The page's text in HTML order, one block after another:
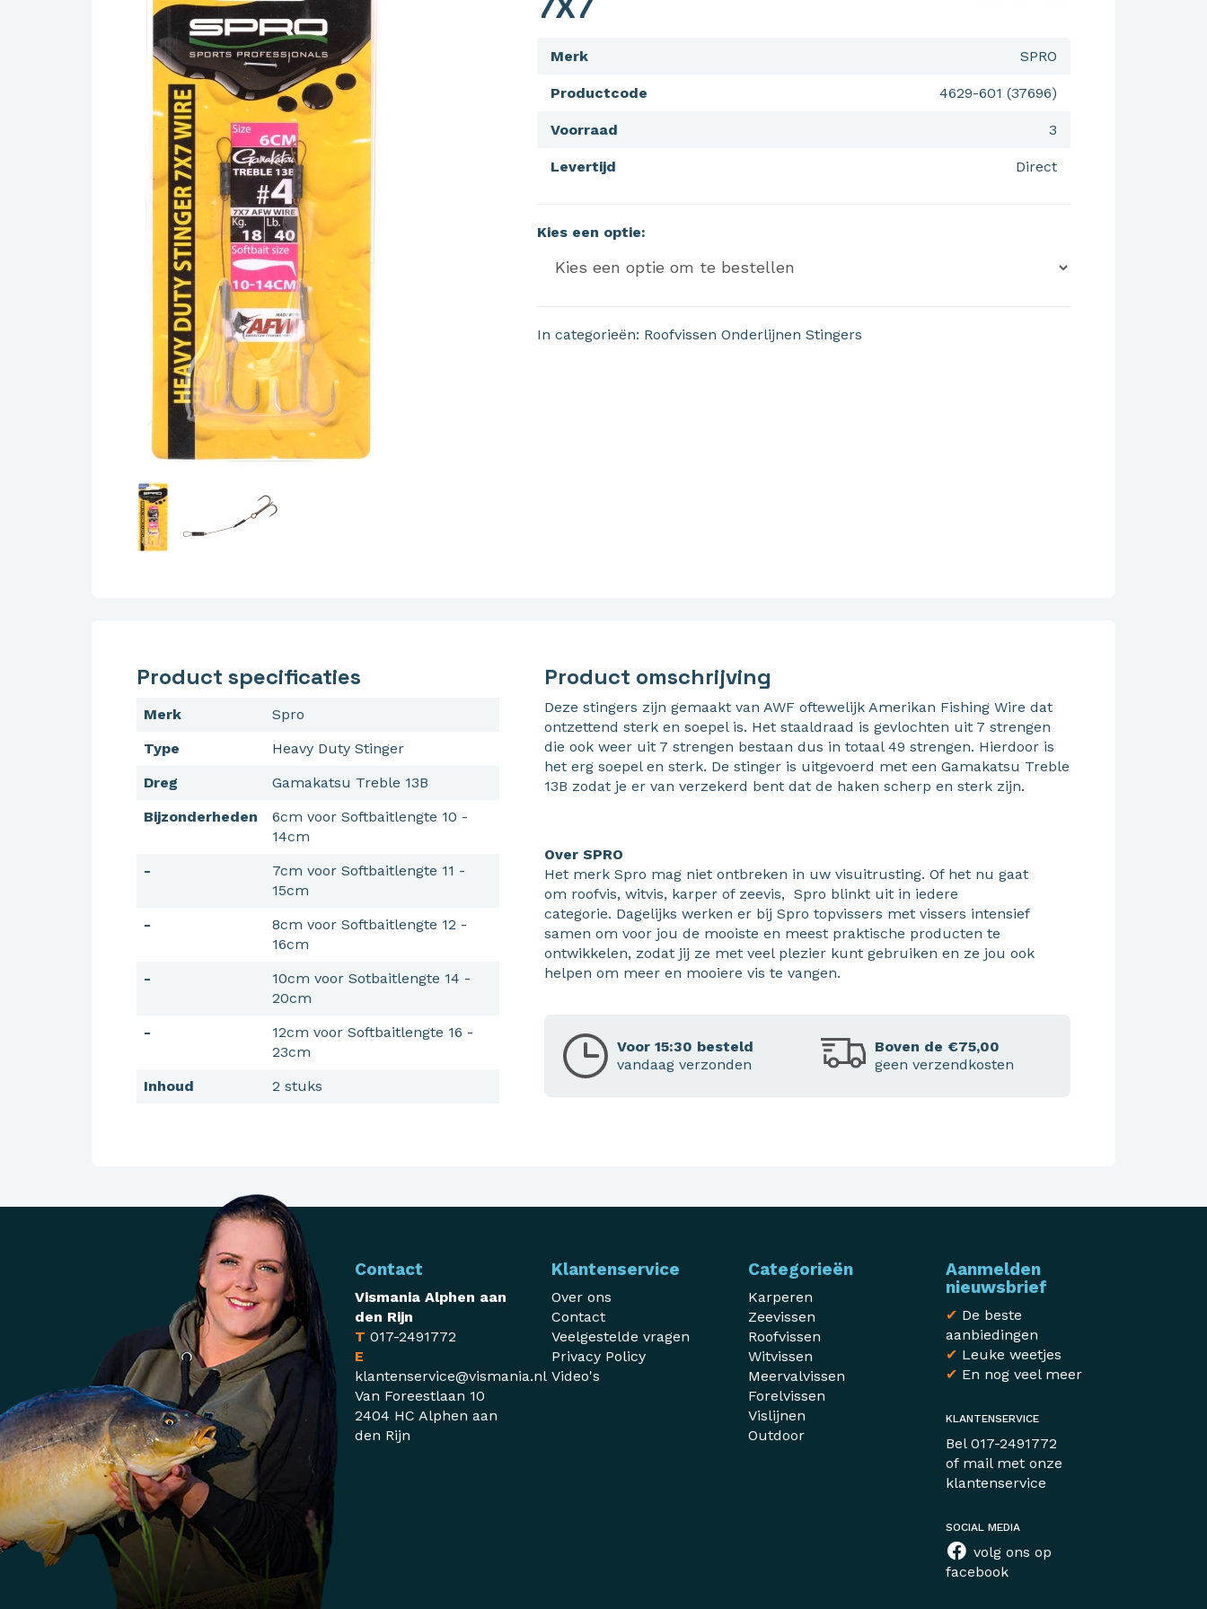
SPRO
Merk
4629-601 (37696)
Productcode
3
Voorraad
Direct
Levertijd
Kies een optie:
In categorieën: Roofvissen Onderlijnen Stingers
Product specificaties
Merk
Spro
Type
Heavy Duty Stinger
Dreg
Gamakatsu Treble 13B
Bijzonderheden
6cm voor Softbaitlengte 10 -
14cm
-
7cm voor Softbaitlengte 11 -
15cm
-
8cm voor Softbaitlengte 12 -
16cm
-
10cm voor Sotbaitlengte 14 -
20cm
-
12cm voor Softbaitlengte 16 -
23cm
Inhoud
2 stuks
Product omschrijving
Deze stingers zijn gemaakt van AWF oftewelijk Amerikan Fishing Wire dat
ontzettend sterk en soepel is. Het staaldraad is gevlochten uit 7 strengen
die ook weer uit 7 strengen bestaan dus in totaal 49 strengen. Hierdoor is
het erg soepel en sterk. De stinger is uitgevoerd met een Gamakatsu Treble
13B zodat je er van verzekerd bent dat de haken scherp en sterk zijn.
Over SPRO
Het merk Spro mag niet ontbreken in uw visuitrusting. Of het nu gaat
om roofvis, witvis, karper of zeevis, Spro blinkt uit in iedere
categorie. Dagelijks werken er bij Spro topvissers met vissers intensief
samen om voor jou de mooiste en meest praktische producten te
ontwikkelen, zodat jij ze met veel plezier kunt gebruiken en ze jou ook
helpen om meer en mooiere vis te vangen.
Voor 15:30 besteld
vandaag verzonden
Boven de €75,00
geen verzendkosten
Contact
Vismania Alphen aan
den Rijn
T 017-2491772
E
klantenservice@vismania.nl
Van Foreestlaan 10
2404 HC Alphen aan
den Rijn
Klantenservice
Over ons
Contact
Veelgestelde vragen
Privacy Policy
Video's
Categorieën
Karperen
Zeevissen
Roofvissen
Witvissen
Meervalvissen
Forelvissen
Vislijnen
Outdoor
Aanmelden
nieuwsbrief
✔ De beste
aanbiedingen
✔ Leuke weetjes
✔ En nog veel meer
KLANTENSERVICE
Bel 017-2491772
of mail met onze
klantenservice
SOCIAL MEDIA
volg ons op
facebook